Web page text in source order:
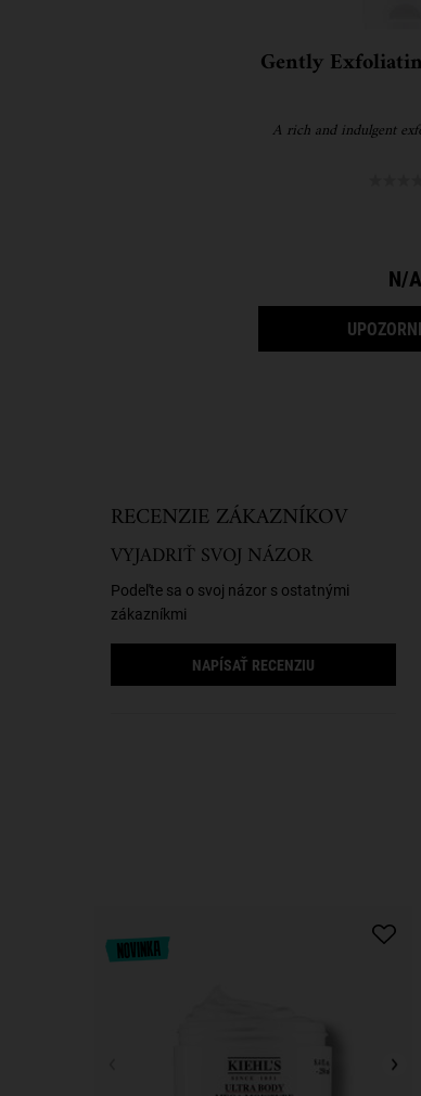
Gently
A rich and indulgent
N/A
RECENZIE ZÁKAZNÍKOV
VYJADRIŤ SVOJ NÁZOR
Podeľte sa o svoj názor s ostatnými
zákazníkmi
NAPÍSAŤ RECENZIU